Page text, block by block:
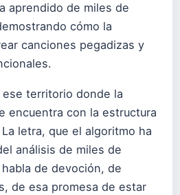
aprendido de miles de
cómo la
canciones pegadizas y
ese territorio donde la
encuentra con la estructura
letra, que el algoritmo ha
análisis de miles de
de devoción, de
de esa promesa de estar